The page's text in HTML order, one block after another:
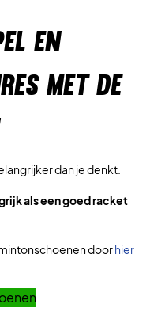
EN
MET DE
dan je denkt.
als een goed racket
doorhier